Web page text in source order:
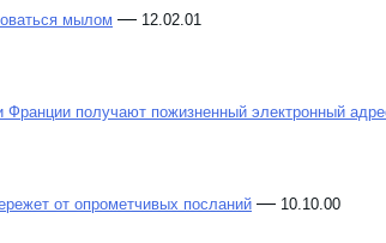
получают пожизненный электронный адрес